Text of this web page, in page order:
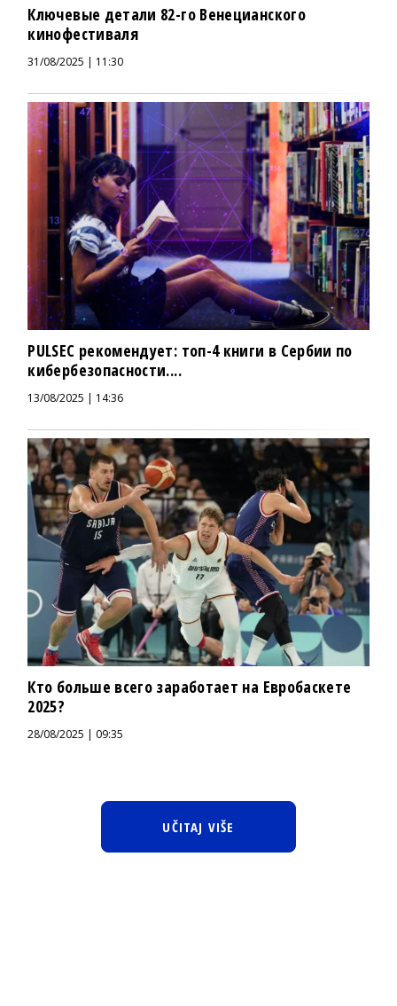
Ключевые детали 82-го Венецианского
кинофестиваля
31/08/2025 | 11:30
PULSEC рекомендует: топ-4 книги в Сербии по
кибербезопасности....
13/08/2025 | 14:36
Кто больше всего заработает на Евробаскете
2025?
28/08/2025 | 09:35
UČITAJ VIŠE